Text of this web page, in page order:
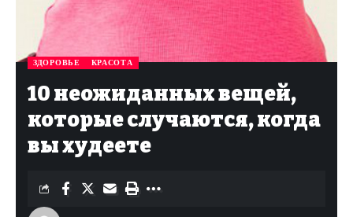
ЗДОРОВЬЕ КРАСОТА
10 неожиданных вещей,
которые случаются, когда
вы худеете